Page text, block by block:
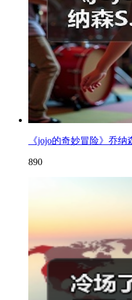
《jojo的奇妙冒险》乔纳
890